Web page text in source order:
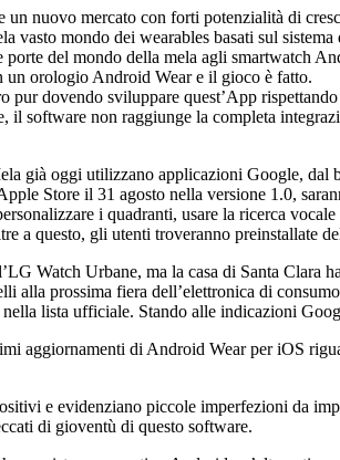
nuovo mercato con forti potenzialità di
vasto mondo dei wearables basati sul
del mondo della mela agli smartwatch
orologio Android Wear e il gioco è fatto.
dovendo sviluppare quest’App
il software non raggiunge la completa
già oggi utilizzano applicazioni Google, dal
Store il 31 agosto nella versione 1.0,
i quadranti, usare la ricerca
a questo, gli utenti troveranno preinstallate
Watch Urbane, ma la casa di Santa Clara
alla prossima fiera dell’elettronica di
lista ufficiale. Stando alle indicazioni
aggiornamenti di Android Wear per iOS
e evidenziano piccole imperfezioni da
di gioventù di questo software.